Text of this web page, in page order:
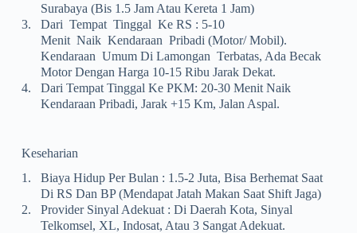
Surabaya (bis 1.5 Jam Atau Kereta 1 Jam)
3.
Dari Tempat Tinggal Ke RS : 5-10
Menit Naik Kendaraan Pribadi (motor/ Mobil).
Kendaraan Umum Di Lamongan Terbatas, Ada Becak
Motor Dengan Harga 10-15 Ribu Jarak Dekat.
4.
Dari Tempat Tinggal Ke PKM: 20-30 Menit Naik
Kendaraan Pribadi, Jarak +15 Km, Jalan Aspal.
Keseharian
1.
Biaya Hidup Per Bulan : 1.5-2 Juta, Bisa Berhemat Saat
Di RS Dan BP (mendapat Jatah Makan Saat Shift Jaga)
2.
Provider Sinyal Adekuat : Di Daerah Kota, Sinyal
Telkomsel, XL, Indosat, Atau 3 Sangat Adekuat.